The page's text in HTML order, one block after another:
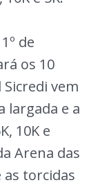
de
os 10
vem
largada e a
10K e
Arena das
as torcidas